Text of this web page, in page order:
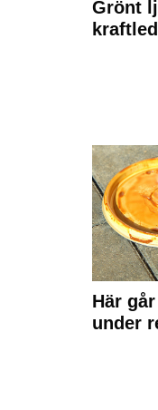
Grönt
Här
under